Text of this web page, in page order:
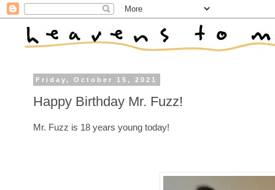
Friday, October 15, 2021
Happy Birthday Mr. Fuzz!
Mr. Fuzz is 18 years young today!